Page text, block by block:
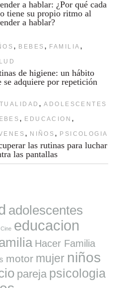
a hablar: ¿Por qué cada
tiene su propio ritmo al
a hablar?
, BEBES , FAMILIA ,
de higiene: un hábito
se adquiere por repetición
, ADOLESCENTES
, EDUCACION ,
, NIÑOS , PSICOLOGIA
las rutinas para luchar
las pantallas
adolescentes
Cine educacion
Hacer Familia
motor mujer niños
pareja psicologia